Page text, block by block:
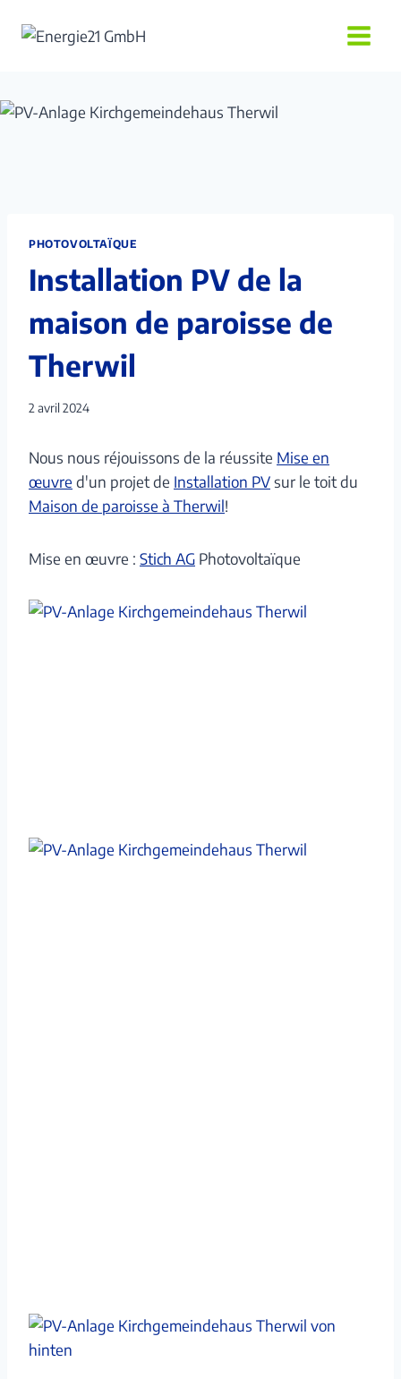
PHOTOVOLTAÏQUE
Installation PV de la
maison de paroisse de
Therwil
2 avril 2024
Nous nous réjouissons de la réussite Mise en
œuvre d'un projet de Installation PVsur le toit du
Maison de paroisse à Therwil!
Mise en œuvre : Stich AG Photovoltaïque